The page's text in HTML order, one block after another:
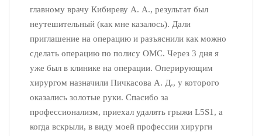
главному врачу Кибиреву А. А., результат был
неутешительный (как мне казалось). Дали
приглашение на операцию и разъяснили как можно
сделать операцию по полису ОМС. Через 3 дня я
уже был в клинике на операции. Оперирующим
хирургом назначили Пичкасова А. Д., у которого
оказались золотые руки. Спасибо за
профессионализм, приехал удалять грыжи L5S1, а
когда вскрыли, в виду моей профессии хирурги